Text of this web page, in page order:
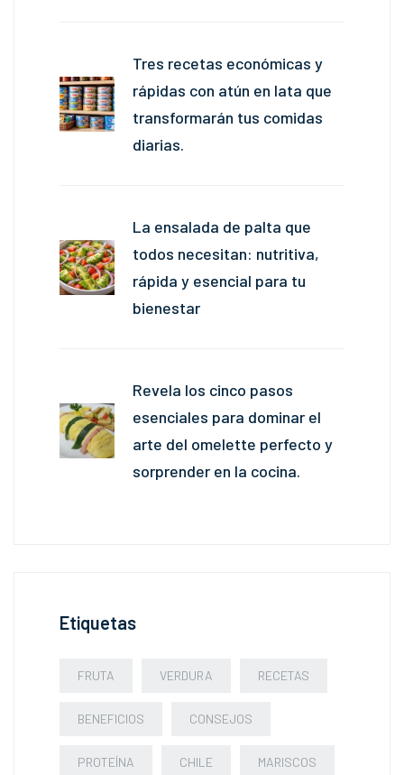
Tres recetas económicas y
rápidas con atún en lata que
transformarán tus comidas
diarias.
La ensalada de palta que
todos necesitan: nutritiva,
rápida y esencial para tu
bienestar
Revela los cinco pasos
esenciales para dominar el
arte del omelette perfecto y
sorprender en la cocina.
Etiquetas
FRUTA VERDURA RECETAS
BENEFICIOS CONSEJOS
PROTEÍNA CHILE MARISCOS